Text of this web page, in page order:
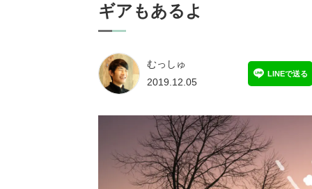
ギアもあるよ
むっしゅ
2019.12.05
LINEで送る